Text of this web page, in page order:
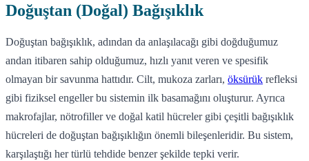
Doğuştan (Doğal) Bağışıklık
Doğuştan bağışıklık, adından da anlaşılacağı gibi doğduğumuz
andan itibaren sahip olduğumuz, hızlı yanıt veren ve spesifik
olmayan bir savunma hattıdır. Cilt, mukoza zarları, öksürük refleksi
gibi fiziksel engeller bu sistemin ilk basamağını oluşturur. Ayrıca
makrofajlar, nötrofiller ve doğal katil hücreler gibi çeşitli bağışıklık
hücreleri de doğuştan bağışıklığın önemli bileşenleridir. Bu sistem,
karşılaştığı her türlü tehdide benzer şekilde tepki verir.